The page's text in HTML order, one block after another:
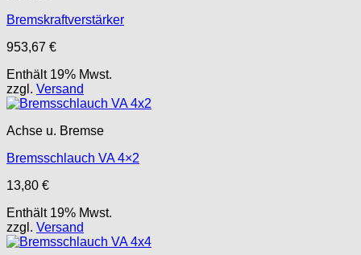
Bremskraftverstärker
953,67 €
Enthält 19% Mwst.
zzgl. Versand
Achse u. Bremse
Bremsschlauch VA 4×2
13,80 €
Enthält 19% Mwst.
zzgl. Versand